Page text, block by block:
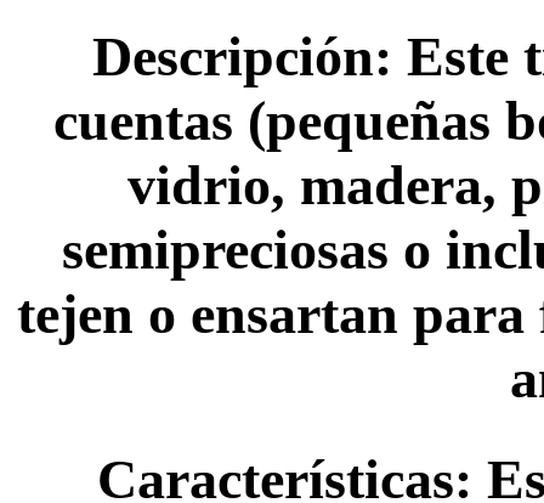
Descripción: Este
cuentas (pequeñas
vidrio, madera,
semipreciosas o
tejen o ensartan
Características: